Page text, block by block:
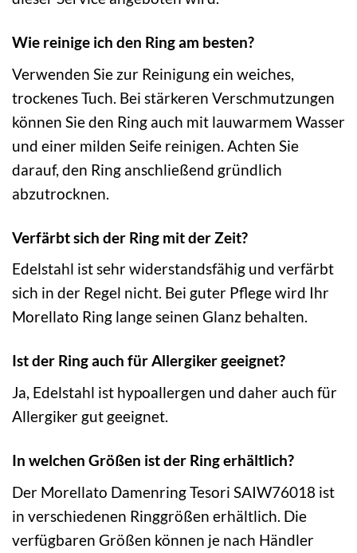
Wie reinige ich den Ring am besten?
Verwenden Sie zur Reinigung ein weiches,
trockenes Tuch. Bei stärkeren Verschmutzungen
können Sie den Ring auch mit lauwarmem Wasser
und einer milden Seife reinigen. Achten Sie
darauf, den Ring anschließend gründlich
abzutrocknen.
Verfärbt sich der Ring mit der Zeit?
Edelstahl ist sehr widerstandsfähig und verfärbt
sich in der Regel nicht. Bei guter Pflege wird Ihr
Morellato Ring lange seinen Glanz behalten.
Ist der Ring auch für Allergiker geeignet?
Ja, Edelstahl ist hypoallergen und daher auch für
Allergiker gut geeignet.
In welchen Größen ist der Ring erhältlich?
Der Morellato Damenring Tesori SAIW76018 ist
in verschiedenen Ringgrößen erhältlich. Die
verfügbaren Größen können je nach Händler